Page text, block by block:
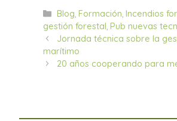
Categorías
Blog,Formación,Incendios
gestión forestal, Pub nuevas
Jornada técnica sobre la
marítimo
20 años cooperando para